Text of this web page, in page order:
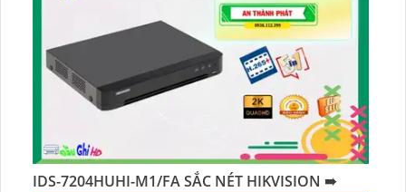
IDS-7204HUHI-M1/FA SẮC NÉT HIKVISION ➠